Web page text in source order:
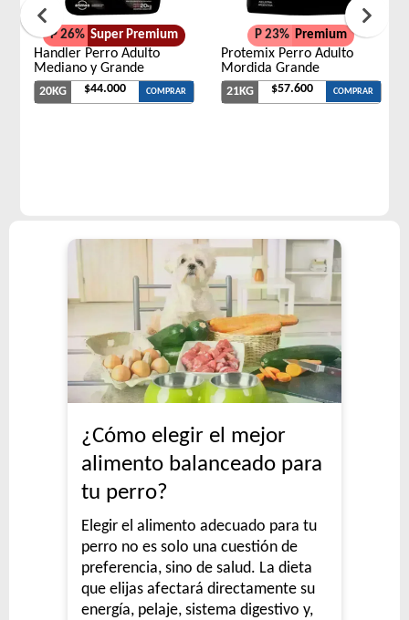
P 26% Super Premium
Handler Perro Adulto
Mediano y Grande
20KG $44.000 COMPRAR
P 23% Premium
Protemix Perro Adulto
Mordida Grande
21KG $57.600 COMPRAR
¿Cómo elegir el mejor
alimento balanceado para
tu perro?
Elegir el alimento adecuado para tu
perro no es solo una cuestión de
preferencia, sino de salud. La dieta
que elijas afectará directamente su
energía, pelaje, sistema digestivo y,